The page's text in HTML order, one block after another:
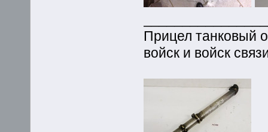
Прицел танковый
войск и войск